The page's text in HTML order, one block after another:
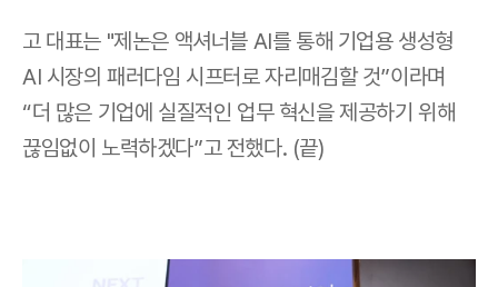
고 대표는 "제논은 액셔너블 AI를 통해 기업용 생성형
AI 시장의 패러다임 시프터로 자리매김할 것”이라며
“더 많은 기업에 실질적인 업무 혁신을 제공하기 위해
끊임없이 노력하겠다”고 전했다. (끝)